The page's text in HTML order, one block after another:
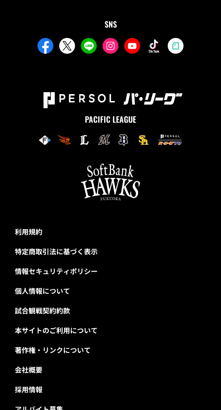
SNS
PACIFIC LEAGUE
利用規約
特定商取引法に基づく表示
情報セキュリティポリシー
個人情報について
試合観戦契約約款
本サイトのご利用について
著作権・リンクについて
会社概要
採用情報